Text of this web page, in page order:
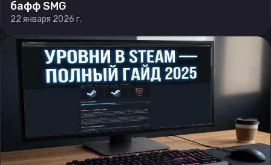
бафф SMG
22 января 2026 г.